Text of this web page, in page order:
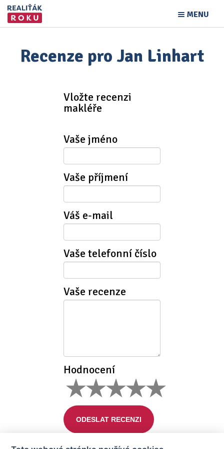
MENU
Recenze pro Jan Linhart
Vložte recenzi
makléře
Vaše jméno
Vaše příjmení
Váš e-mail
Vaše telefonní číslo
Vaše recenze
Hodnocení
ODESLAT RECENZI